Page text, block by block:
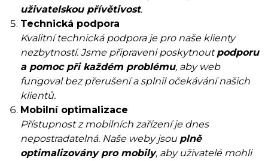
uživatelskou přívětivost.
Technická podpora
Kvalitní technická podpora je pro naše klienty
nezbytností. Jsme připraveni poskytnoutpodporu
a pomoc při každém problému, aby web
fungoval bez přerušení a splnil očekávání našich
klientů.
Mobilní optimalizace
Přístupnost z mobilních zařízení je dnes
nepostradatelná. Naše weby jsou plně
optimalizovány pro mobily, aby uživatelé mohli